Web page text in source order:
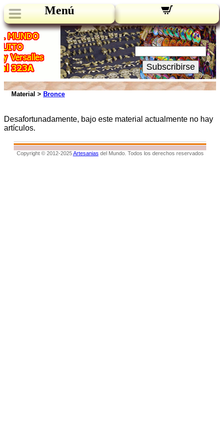
Menú
Novedades:
Su Email:
Subscribirse
Material > Bronce
Desafortunadamente, bajo este material actualmente no hay
artículos.
Copyright © 2012-2025Artesanias del Mundo. Todos los derechos reservados